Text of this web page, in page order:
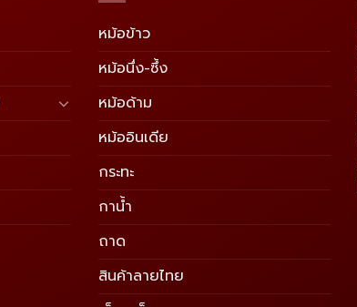
หม้อข้าว
หม้อนึ่ง-ซึ้ง
หม้อด้าม
หม้ออินเดีย
กระทะ
กาน้ำ
ถาด
สินค้าลายไทย